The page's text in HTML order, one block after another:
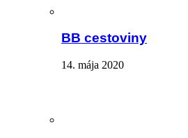
BB cestoviny
14. mája 2020